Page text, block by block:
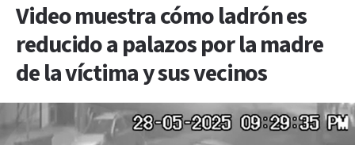
Video muestra cómo ladrón es
reducido a palazos por la madre
de la víctima y sus vecinos